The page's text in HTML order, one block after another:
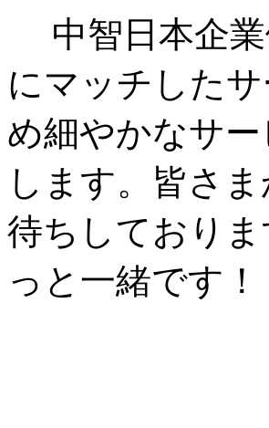
中智日本企
にマッチした
め細やかなサ
します。皆さ
待ちしており
っと一緒です！